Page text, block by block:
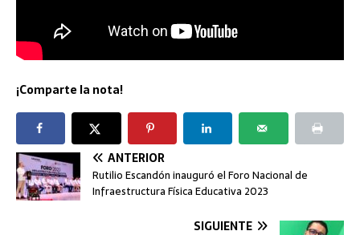
¡Comparte la nota!
ANTERIOR
Rutilio Escandón inauguró el Foro Nacional de
Infraestructura Física Educativa 2023
SIGUIENTE